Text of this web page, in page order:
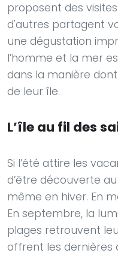
proposent des
d'autres partagent
une dégustation
l’homme et la mer
dans la manière
de leur île.
L’île au fil des
Si l’été attire les
d’être découverte
même en hiver. En
En septembre, la
plages retrouvent
offrent les dernières